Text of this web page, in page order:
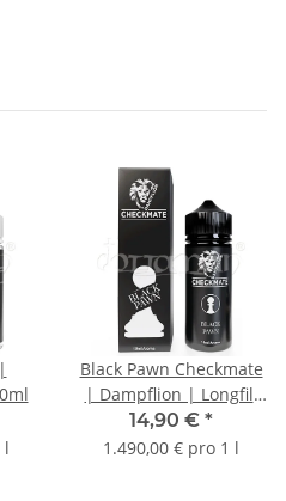
l
Black Pawn Checkmate
| Dampflion | Longfill
Aroma | 10ml
14,90 € *
1.490,00 € pro 1 l